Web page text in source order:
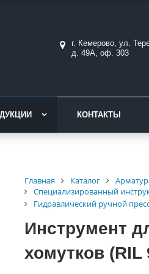
г. Кемерово, ул.
д. 49А, оф. 303
КОНТАКТЫ
Главная Каталог
Специализированный
Гидравлический ручной
Инструмент
хомутков (RIL